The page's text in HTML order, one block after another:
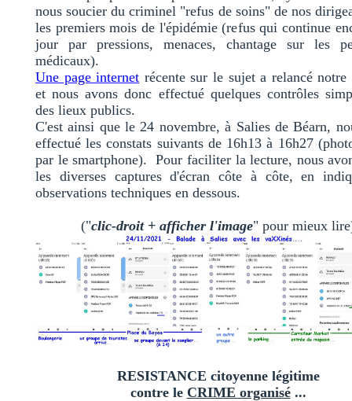
nous soucier du criminel "refus de soins" de nos
les premiers mois de l'épidémie (refus qui continue
jour par pressions, menaces, chantage sur les
médicaux).
Une page internet récente sur le sujet a relancé notre
et nous avons donc effectué quelques contrôles
des lieux publics.
C'est ainsi que le 24 novembre, à Salies de Béarn,
effectué les constats suivants de 16h13 à 16h27
par le smartphone). Pour faciliter la lecture, nous
les diverses captures d'écran côte à côte, en
observations techniques en dessous.
("clic-droit + afficher l'image" pour mieux
RESISTANCE citoyenne légitime
contre le CRIME organisé...